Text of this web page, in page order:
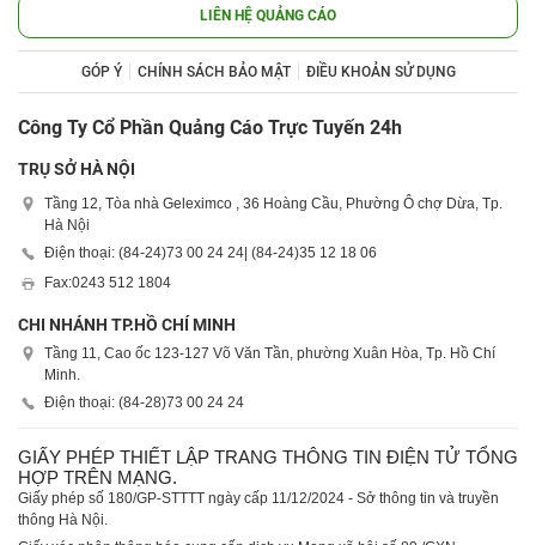
LIÊN HỆ QUẢNG CÁO
GÓP Ý CHÍNH SÁCH BẢO MẬT ĐIỀU KHOẢN SỬ DỤNG
Công Ty Cổ Phần Quảng Cáo Trực Tuyến 24h
TRỤ SỞ HÀ NỘI
Tầng 12, Tòa nhà Geleximco , 36 Hoàng Cầu, Phường Ô chợ Dừa, Tp.
Hà Nội
Điện thoại: (84-24)73 00 24 24 | (84-24)35 12 18 06
Fax:0243 512 1804
CHI NHÁNH TP.HỒ CHÍ MINH
Tầng 11, Cao ốc 123-127 Võ Văn Tần, phường Xuân Hòa, Tp. Hồ Chí
Minh.
Điện thoại: (84-28)73 00 24 24
GIẤY PHÉP THIẾT LẬP TRANG THÔNG TIN ĐIỆN TỬ TỔNG
HỢP TRÊN MẠNG.
Giấy phép số 180/GP-STTTT ngày cấp 11/12/2024 - Sở thông tin và truyền
thông Hà Nội.